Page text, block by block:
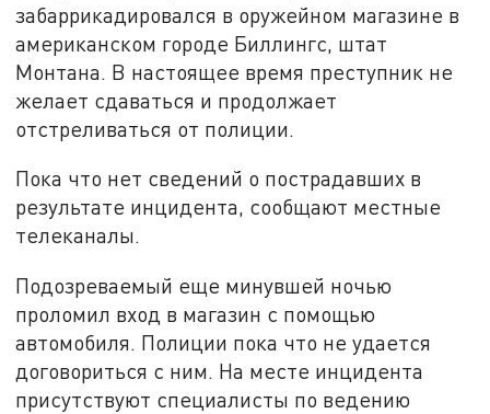
забаррикадировался в оружейном магазине в
американском городе Биллингс, штат
Монтана. В настоящее время преступник не
желает сдаваться и продолжает
отстреливаться от полиции.
Пока что нет сведений о пострадавших в
результате инцидента, сообщают местные
телеканалы.
Подозреваемый еще минувшей ночью
проломил вход в магазин с помощью
автомобиля. Полиции пока что не удается
договориться с ним. На месте инцидента
присутствуют специалисты по ведению